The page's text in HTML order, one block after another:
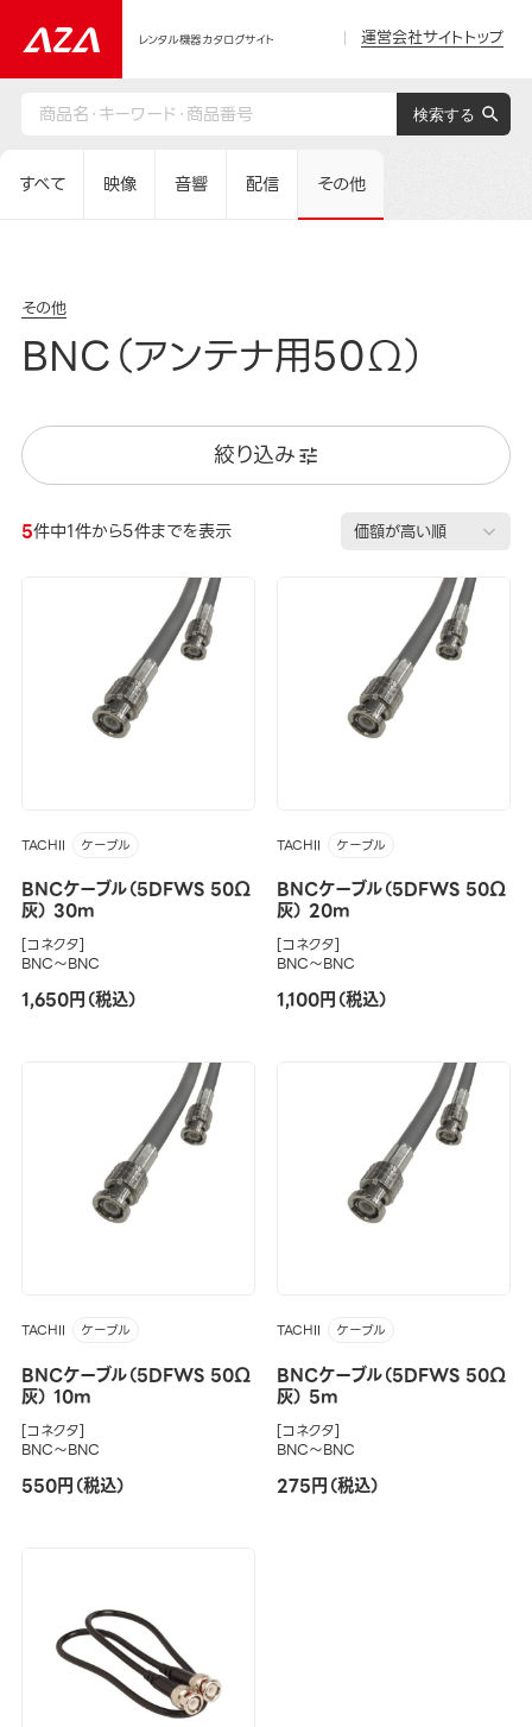
レンタル機器カタログサイト 運営会社サイトトップ
すべて 映像 音響 配信 その他
その他
BNC（アンテナ用50Ω）
絞り込み
5件中1件から5件までを表示
TACHII ケーブル
BNCケーブル（5DFWS 50Ω
灰） 30m
[コネクタ]
BNC～BNC
1,650円（税込）
TACHII ケーブル
BNCケーブル（5DFWS 50Ω
灰） 20m
[コネクタ]
BNC～BNC
1,100円（税込）
TACHII ケーブル
BNCケーブル（5DFWS 50Ω
灰） 10m
[コネクタ]
BNC～BNC
550円（税込）
TACHII ケーブル
BNCケーブル（5DFWS 50Ω
灰） 5m
[コネクタ]
BNC～BNC
275円（税込）